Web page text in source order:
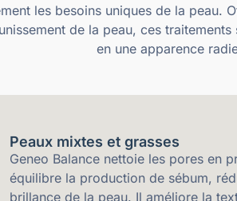
les besoins uniques de la peau.
de la peau, ces
en une apparence
Peaux mixtes et grasses
Geneo Balance nettoie les pores en
équilibre la production de sébum,
brillance de la peau. Il améliore la